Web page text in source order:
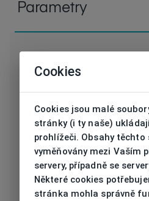
Parametry
Kód
Značka
Druh obruby
Určení
Cookies
Cookies jsou malé
stránky (i ty naše)
prohlížeči. Obsahy těchto
vyměňovány mezi Vaším
servery, případně se
Některé cookies
stránka mohla správně